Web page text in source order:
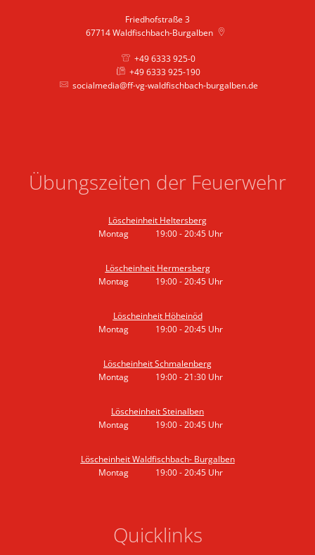
Friedhofstraße 3
67714 Waldfischbach-Burgalben
+49 6333 925-0
+49 6333 925-190
socialmedia@ff-vg-waldfischbach-burgalben.de
Übungszeiten der Feuerwehr
Löscheinheit Heltersberg
Montag
19:00-20:45 Uhr
Löscheinheit Hermersberg
Montag
19:00-20:45 Uhr
Löscheinheit Höheinöd
Montag
19:00-20:45 Uhr
Löscheinheit Schmalenberg
Montag
19:00-21:30 Uhr
Löscheinheit Steinalben
Montag
19:00-20:45 Uhr
Löscheinheit Waldfischbach- Burgalben
Montag
19:00-20:45 Uhr
Quicklinks